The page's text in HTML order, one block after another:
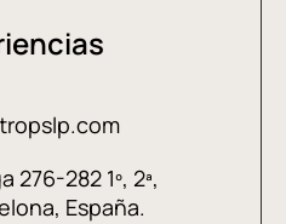
276-282 1º, 2ª,
España.